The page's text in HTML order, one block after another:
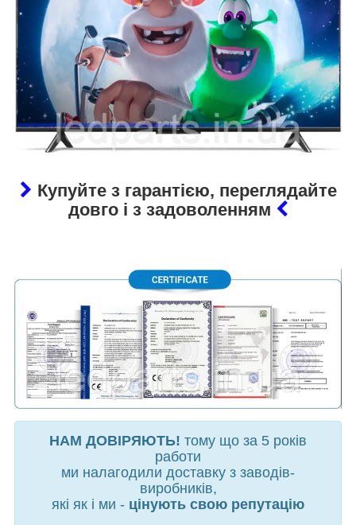
Купуйте з гарантією, переглядайте
довго і з задоволенням
НАМ ДОВІРЯЮТЬ! тому що за 5 років
работи
ми налагодили доставку з заводів-
виробників,
які як і ми - цінують свою репутацію